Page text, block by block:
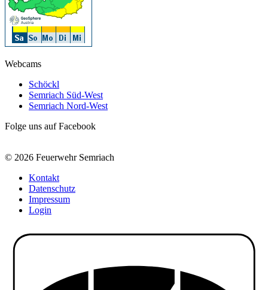
Webcams
Schöckl
Semriach Süd-West
Semriach Nord-West
Folge uns auf Facebook
© 2026 Feuerwehr Semriach
Kontakt
Datenschutz
Impressum
Login